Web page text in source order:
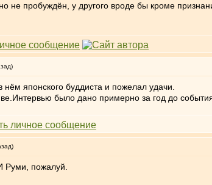
не пробуждён, у другого вроде бы кроме
японского буддиста и пожелал удачи.
было дано примерно за год до
Руми, пожалуй.